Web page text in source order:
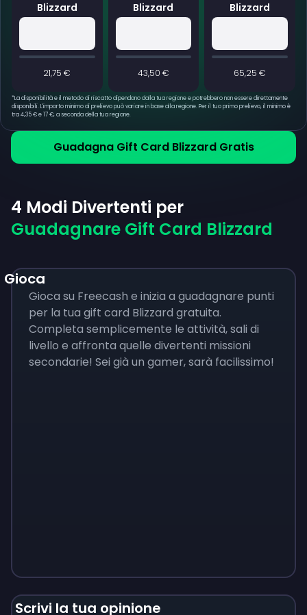
Guadagna Gift Card Blizzard Gratis
Blizzard
21,75 €
Blizzard
43,50 €
Blizzard
65,25 €
*La disponibilità e il metodo di riscatto dipendono dalla tua regione e potrebbero non essere direttamente
disponibili. L'importo minimo di prelievo può variare in base alla regione. Per il tuo primo prelievo, il minimo è
tra 4,35 € e 17 €, a seconda della tua regione.
4 Modi Divertenti per
Guadagnare Gift Card Blizzard
Gioca
Gioca su Freecash e inizia a guadagnare punti
per la tua gift card Blizzard gratuita.
Completa semplicemente le attività, sali di
livello e affronta quelle divertenti missioni
secondarie! Sei già un gamer, sarà facilissimo!
Scrivi la tua opinione